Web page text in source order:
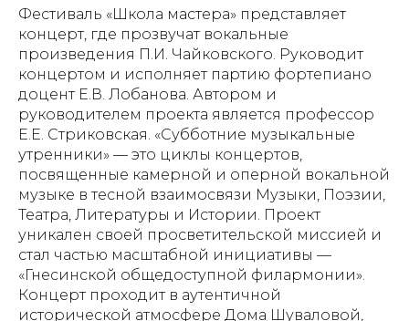
Фестиваль «Школа мастера» представляет
концерт, где прозвучат вокальные
произведения П.И. Чайковского. Руководит
концертом и исполняет партию фортепиано
доцент Е.В. Лобанова. Автором и
руководителем проекта является профессор
Е.Е. Стриковская. «Субботние музыкальные
утренники» — это циклы концертов,
посвященные камерной и оперной вокальной
музыке в тесной взаимосвязи Музыки, Поэзии,
Театра, Литературы и Истории. Проект
уникален своей просветительской миссией и
стал частью масштабной инициативы —
«Гнесинской общедоступной филармонии».
Концерт проходит в аутентичной
исторической атмосфере Дома Шуваловой,